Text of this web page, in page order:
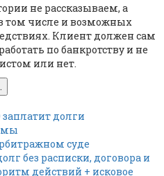
не рассказываем, а
том числе и возможных
Клиент должен сам
по банкротству и не
или нет.
долги
суде
без расписки, договора и
действий + исковое